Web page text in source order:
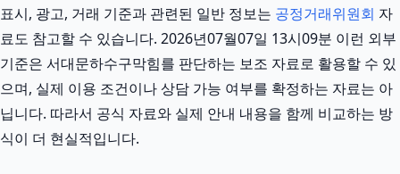
표시, 광고, 거래 기준과 관련된 일반 정보는 공정거래위원회 자
료도 참고할 수 있습니다. 2026년07월07일 13시09분 이런 외부
기준은 서대문하수구막힘를 판단하는 보조 자료로 활용할 수 있
으며, 실제 이용 조건이나 상담 가능 여부를 확정하는 자료는 아
닙니다. 따라서 공식 자료와 실제 안내 내용을 함께 비교하는 방
식이 더 현실적입니다.